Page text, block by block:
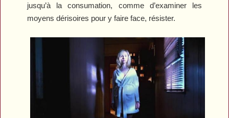
jusqu’à la consumation, comme d’examiner les
moyens dérisoires pour y faire face, résister.